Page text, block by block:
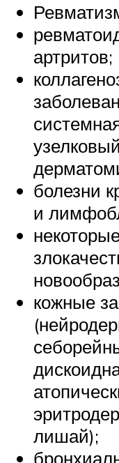
артритов;
болезни
и
кожные
лишай);